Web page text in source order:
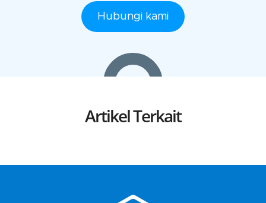
Hubungi kami
Artikel Terkait